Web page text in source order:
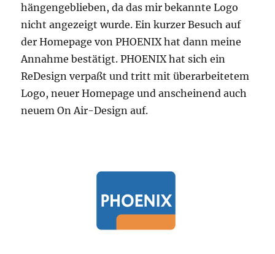
hängengeblieben, da das mir bekannte Logo
nicht angezeigt wurde. Ein kurzer Besuch auf
der Homepage von PHOENIX hat dann meine
Annahme bestätigt. PHOENIX hat sich ein
ReDesign verpaßt und tritt mit überarbeitetem
Logo, neuer Homepage und anscheinend auch
neuem On Air-Design auf.